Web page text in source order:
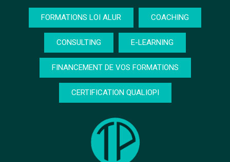
FORMATIONS LOI ALUR COACHING
CONSULTING E-LEARNING
FINANCEMENT DE VOS FORMATIONS
CERTIFICATION QUALIOPI